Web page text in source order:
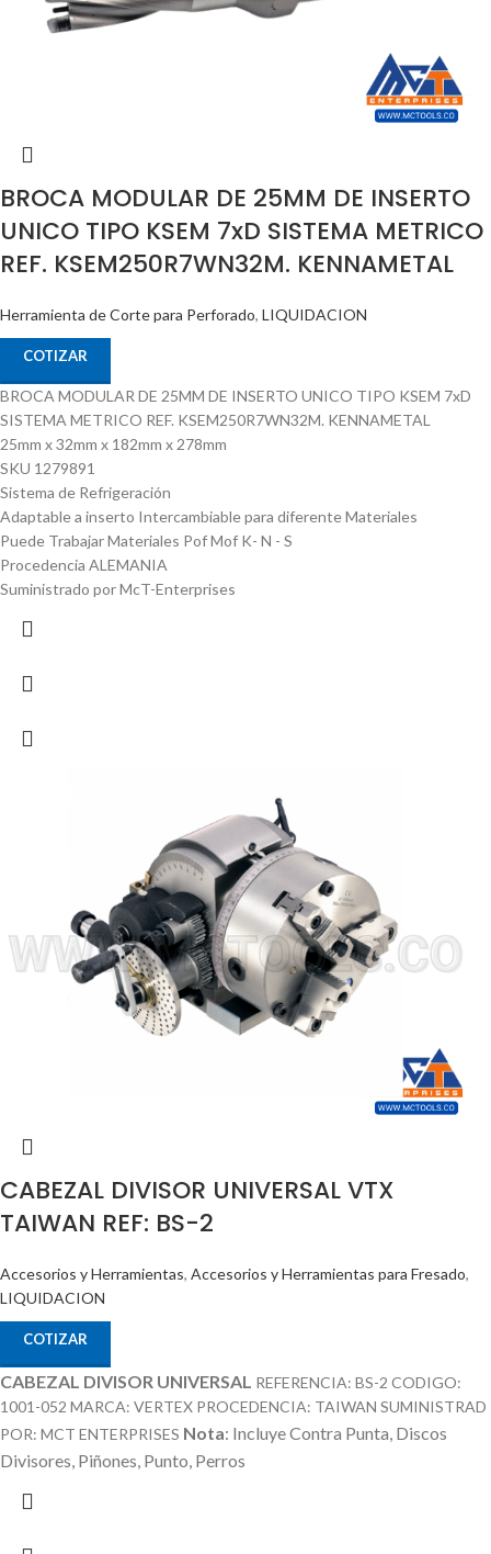
BROCA MODULAR DE 25MM DE INSERTO
UNICO TIPO KSEM 7xD SISTEMA METRICO
REF. KSEM250R7WN32M. KENNAMETAL
Herramienta de Corte para Perforado, LIQUIDACION
COTIZAR
BROCA MODULAR DE 25MM DE INSERTO UNICO TIPO KSEM 7xD
SISTEMA METRICO REF. KSEM250R7WN32M. KENNAMETAL
25mm x 32mm x 182mm x 278mm
SKU 1279891
Sistema de Refrigeración
Adaptable a inserto Intercambiable para diferente Materiales
Puede Trabajar Materiales Pof Mof K- N - S
Procedencia ALEMANIA
Suministrado por McT-Enterprises
CABEZAL DIVISOR UNIVERSAL VTX
TAIWAN REF: BS-2
Accesorios y Herramientas, Accesorios y Herramientas para Fresado,
LIQUIDACION
COTIZAR
CABEZAL DIVISOR UNIVERSAL REFERENCIA: BS-2 CODIGO:
1001-052 MARCA: VERTEX PROCEDENCIA: TAIWAN SUMINISTRAD
POR: MCT ENTERPRISES Nota: Incluye Contra Punta, Discos
Divisores, Piñones, Punto, Perros